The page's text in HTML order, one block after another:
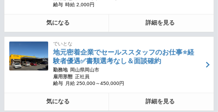
給与 時給 2,000円
気になる 詳細を見る
でいとな
地元密着企業でセールススタッフのお仕事⭐経
験者優遇✅書類選考なし＆面談確約
勤務地 岡山県岡山市
雇用形態 正社員
給与
月給 250,000～450,000円
気になる 詳細を見る